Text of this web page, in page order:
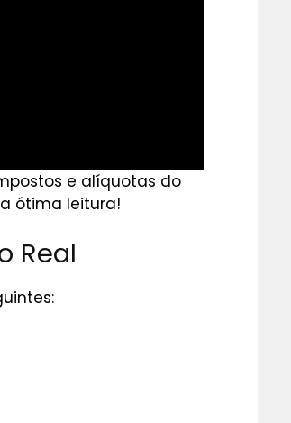
e alíquotas do
ótima leitura!
Real